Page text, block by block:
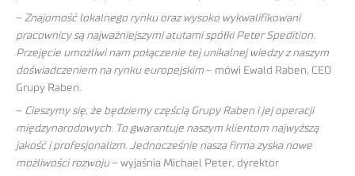
– Znajomość lokalnego rynku oraz wysoko wykwalifikowani
pracownicy są najważniejszymi atutami spółki Peter Spedition.
Przejęcie umożliwi nam połączenie tej unikalnej wiedzy z naszym
doświadczeniem na rynku europejskim – mówi Ewald Raben, CEO
Grupy Raben.
– Cieszymy się, że będziemy częścią Grupy Raben i jej operacji
międzynarodowych. To gwarantuje naszym klientom najwyższą
jakość i profesjonalizm. Jednocześnie nasza firma zyska nowe
możliwości rozwoju– wyjaśnia Michael Peter, dyrektor